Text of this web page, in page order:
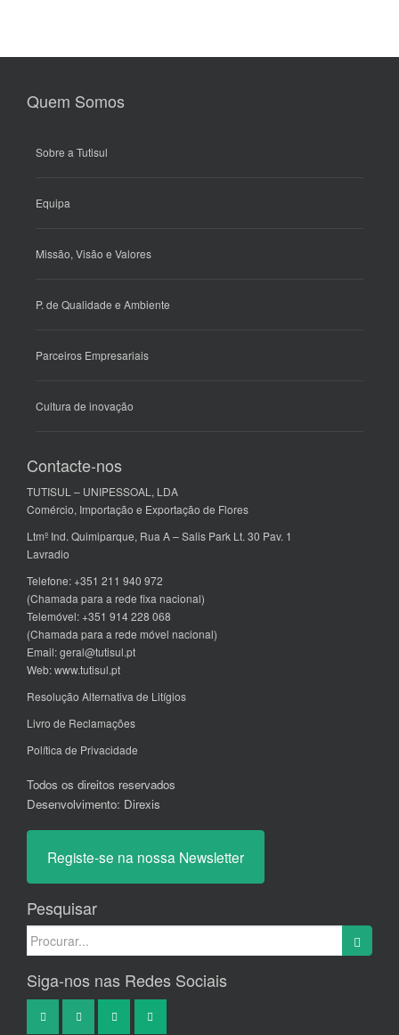
Quem Somos
Sobre a Tutisul
Equipa
Missão, Visão e Valores
P. de Qualidade e Ambiente
Parceiros Empresariais
Cultura de inovação
Contacte-nos
TUTISUL – UNIPESSOAL, LDA
Comércio, Importação e Exportação de Flores
Ltmº Ind. Quimiparque, Rua A – Salis Park Lt. 30 Pav. 1
Lavradio
Telefone: +351 211 940 972
(Chamada para a rede fixa nacional)
Telemóvel: +351 914 228 068
(Chamada para a rede móvel nacional)
Email:geral@tutisul.pt
Web:www.tutisul.pt
Resolução Alternativa de Litígios
Livro de Reclamações
Política de Privacidade
Todos os direitos reservados
Desenvolvimento: Direxis
Registe-se na nossa Newsletter
Pesquisar
Search
Siga-nos nas Redes Sociais